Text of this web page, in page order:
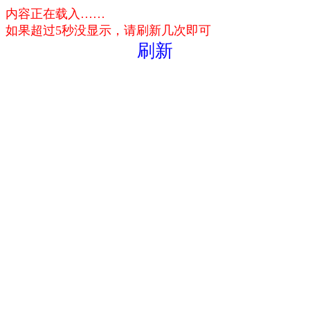
内容正在载入……
如果超过5秒没显示，请刷新几次即可
刷新